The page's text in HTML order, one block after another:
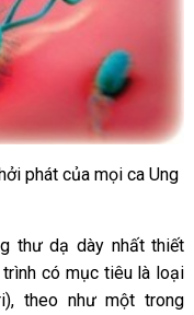
phát của mọi ca Ung
thư dạ dày nhất thiết
có mục tiêu là loại
theo như một trong